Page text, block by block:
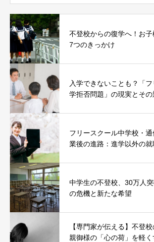
不登校からの復学へ！お
7つのきっかけ
入学できないことも？「
学拒否問題」の現実とそ
フリースクール中学校・
業後の進路：進学以外の
中学生の不登校、30万人
の危機と新たな希望
【専門家が伝える】不登
親御様の「心の荷」を軽